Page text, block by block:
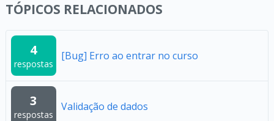
TÓPICOS RELACIONADOS
4
respostas
[Bug] Erro ao entrar no curso
3
respostas
Validação de dados